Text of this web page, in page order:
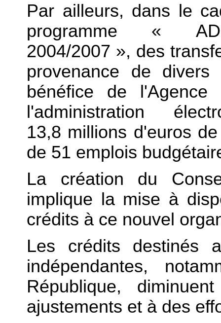
Par ailleurs, dans le
programme «
2004/2007 », des
provenance de
bénéfice de
l'administration
13,8 millions d'euros
de 51 emplois
La création du
implique la mise à
crédits à ce nouvel
Les crédits destinés
indépendantes,
République,
ajustements et à des